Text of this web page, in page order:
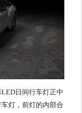
日间行车灯正中
灯，前灯的內部合